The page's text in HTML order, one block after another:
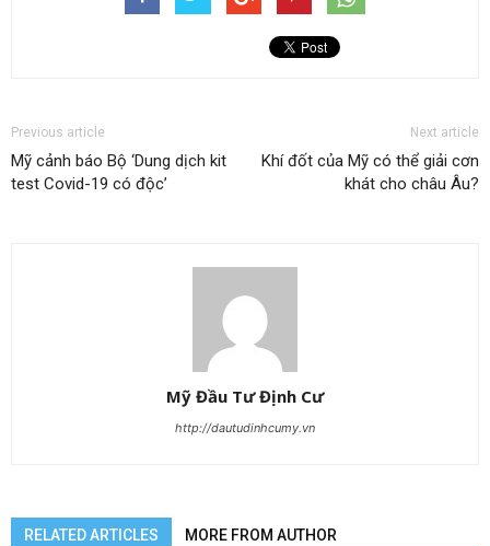
Previous article
Mỹ cảnh báo Bộ ‘Dung dịch kit
test Covid-19 có độc’
Next article
Khí đốt của Mỹ có thể giải cơn
khát cho châu Âu?
Mỹ Đầu Tư Định Cư
http://dautudinhcumy.vn
RELATED ARTICLES MORE FROM AUTHOR